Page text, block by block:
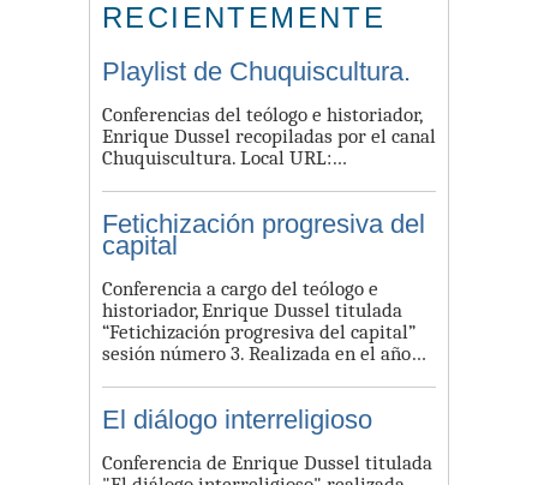
RECIENTEMENTE
Playlist de Chuquiscultura.
Conferencias del teólogo e historiador,
Enrique Dussel recopiladas por el canal
Chuquiscultura. Local URL:…
Fetichización progresiva del
capital
Conferencia a cargo del teólogo e
historiador, Enrique Dussel titulada
“Fetichización progresiva del capital”
sesión número 3. Realizada en el año…
El diálogo interreligioso
Conferencia de Enrique Dussel titulada